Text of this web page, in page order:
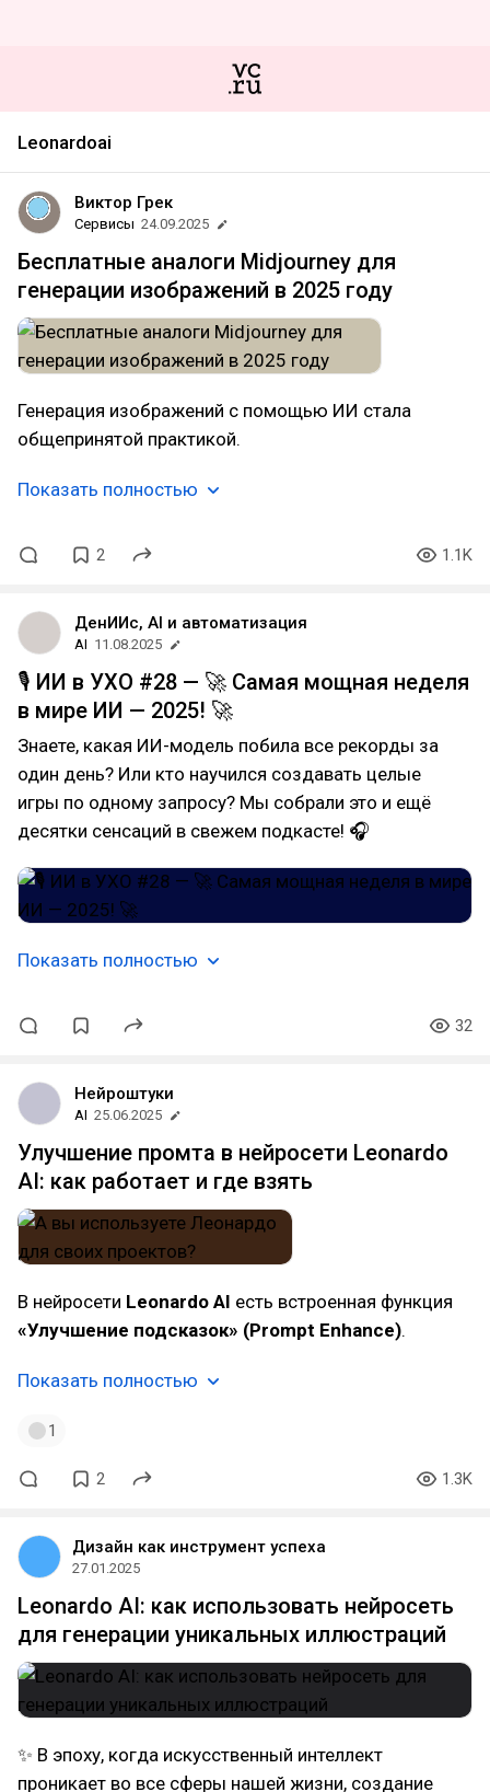
Leonardoai
Виктор Грек
Сервисы 24.09.2025
Бесплатные аналоги Midjourney для
генерации изображений в 2025 году
Генерация изображений с помощью ИИ стала
общепринятой практикой.
Показать полностью
2 1.1K
ДенИИс, AI и автоматизация
AI 11.08.2025
🎙 ИИ в УХО #28 — 🚀 Самая мощная неделя
в мире ИИ — 2025! 🚀
Знаете, какая ИИ-модель побила все рекорды за
один день? Или кто научился создавать целые
игры по одному запросу? Мы собрали это и ещё
десятки сенсаций в свежем подкасте! 🎧
Показать полностью
32
Нейроштуки
AI 25.06.2025
Улучшение промта в нейросети Leonardo
AI: как работает и где взять
В нейросети Leonardo AI есть встроенная функция
«Улучшение подсказок» (Prompt Enhance).
Показать полностью
1
2 1.3K
Дизайн как инструмент успеха
27.01.2025
Leonardo AI: как использовать нейросеть
для генерации уникальных иллюстраций
✨ В эпоху, когда искусственный интеллект
проникает во все сферы нашей жизни, создание